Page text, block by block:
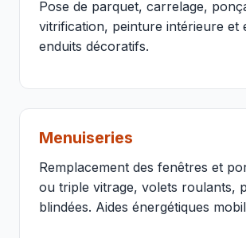
Pose de parquet, carrelage,
vitrification, peinture intérieure et
enduits décoratifs.
Menuiseries
Remplacement des fenêtres et
ou triple vitrage, volets roulants,
blindées. Aides énergétiques